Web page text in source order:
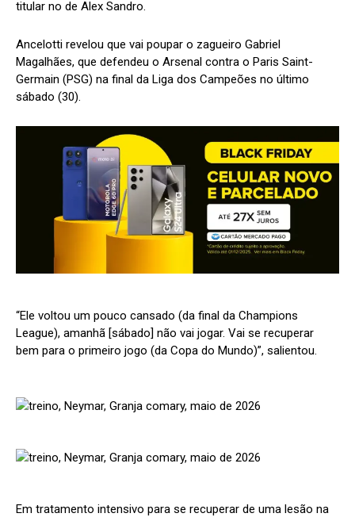
titular no de Alex Sandro.
Ancelotti revelou que vai poupar o zagueiro Gabriel
Magalhães, que defendeu o Arsenal contra o Paris Saint-
Germain (PSG) na final da Liga dos Campeões no último
sábado (30).
“Ele voltou um pouco cansado (da final da Champions
League), amanhã [sábado] não vai jogar. Vai se recuperar
bem para o primeiro jogo (da Copa do Mundo)”, salientou.
Em tratamento intensivo para se recuperar de uma lesão na